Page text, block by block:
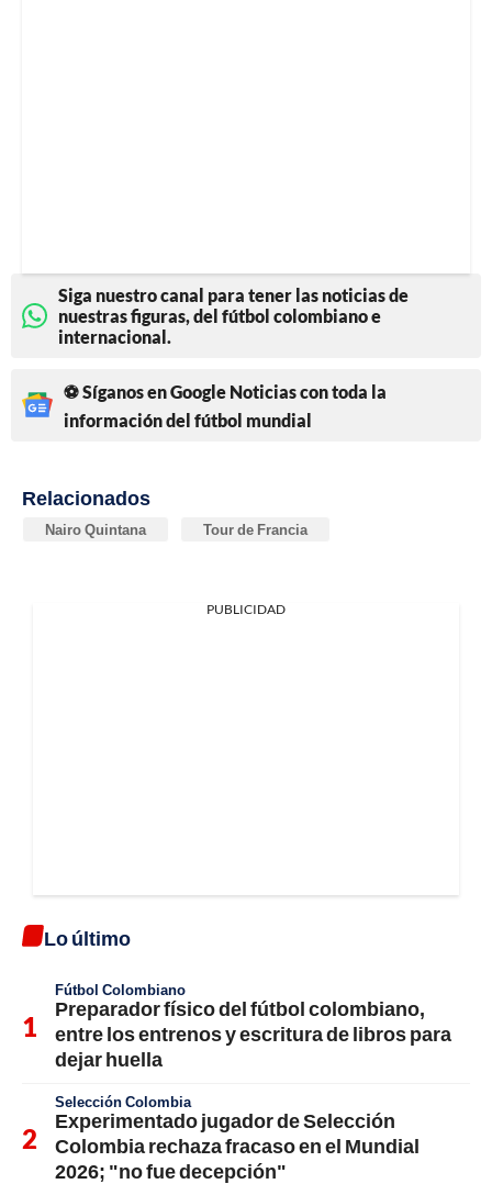
Siga nuestro canal para tener las noticias de
nuestras figuras, del fútbol colombiano e
internacional.
⚽ Síganos en Google Noticias con toda la
información del fútbol mundial
Relacionados
Nairo Quintana Tour de Francia
PUBLICIDAD
Lo último
Fútbol Colombiano
Preparador físico del fútbol colombiano,
entre los entrenos y escritura de libros para
dejar huella
Selección Colombia
Experimentado jugador de Selección
Colombia rechaza fracaso en el Mundial
2026; "no fue decepción"